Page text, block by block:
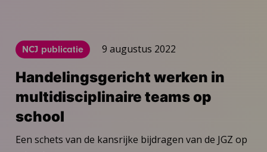
NCJ publicatie 9 augustus 2022
Handelingsgericht werken in
multidisciplinaire teams op
school
Een schets van de kansrijke bijdragen van de JGZ op